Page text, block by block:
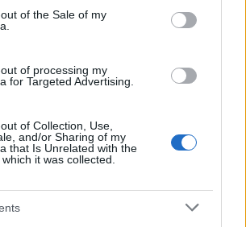
gather and store information including but
visit or usage behaviour. You may click to
to Google and its third-party tags to
of the Sale of my
of processing my
for Targeted Advertising.
of Collection, Use,
and/or Sharing of my
that Is Unrelated with the
it was collected.